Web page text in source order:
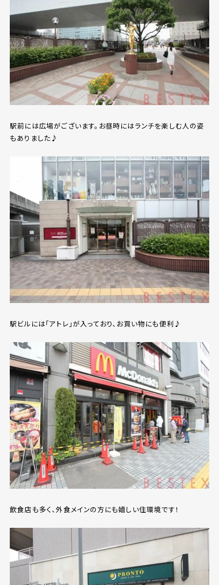
駅前には広場がございます。お昼時にはランチを楽しむ人の姿
もありました♪
駅ビルには「アトレ」が入っており、お買い物にも便利♪
飲食店も多く、外食メインの方にも嬉しい住環境です！